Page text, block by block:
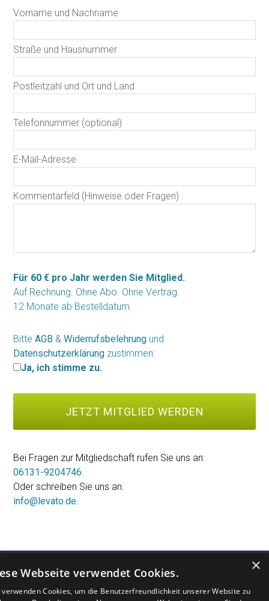
Vorname und Nachname
Straße und Hausnummer
Postleitzahl und Ort und Land
Telefonnummer (optional)
E-Mail-Adresse
Kommentarfeld (Hinweise oder Fragen)
Für 60 € pro Jahr werden Sie Mitglied.
Auf Rechnung. Ohne Abo. Ohne Vertrag.
12 Monate ab Bestelldatum.
BitteAGB &Widerrufsbelehrung und
Datenschutzerklärung zustimmen:
Ja, ich stimme zu.
Bei Fragen zur Mitgliedschaft rufen Sie uns an:
06131-9204746
Oder schreiben Sie uns an:
info@levato.de
MEINUNG FAQ AGB
×
Webseite verwendet Cookies.
verwenden Cookies, um die Benutzerfreundlichkeit unserer Website zu